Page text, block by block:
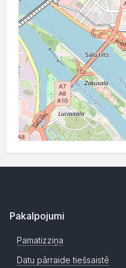
Pakalpojumi
Pamatizziņa
Datu pārraide tiešsaistē